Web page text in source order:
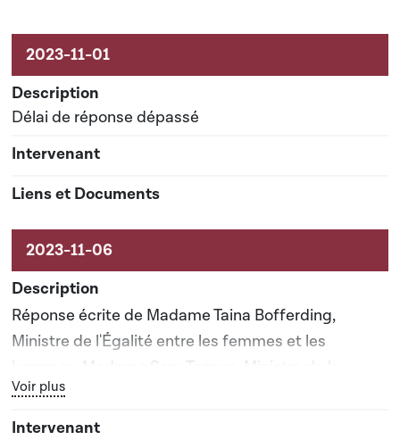
Délai de réponse dépassé
Réponse écrite de Madame Taina Bofferding,
Ministre de l'Égalité entre les femmes et les
hommes, Madame Sam Tanson, Ministre de la
Justice, Monsieur Henri Kox, Ministre de la Sécurité
intérieure
Bouton graphique servant à afficher ou cacher tous les
Voir plus